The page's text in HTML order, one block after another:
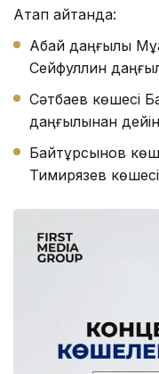
Атап айтқанда:
Абай даңғылы
Сейфуллин
Сәтбаев көшесі
даңғылынан
Байтұрсынов
Тимирязев